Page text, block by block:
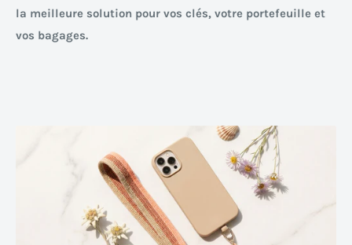
la meilleure solution pour vos clés, votre portefeuille et
vos bagages.